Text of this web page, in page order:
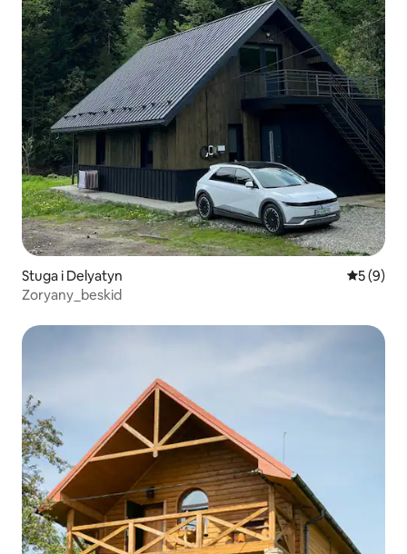
Stuga i Delyatyn 5 av 5 i
5 (9)
Zoryany_beskid